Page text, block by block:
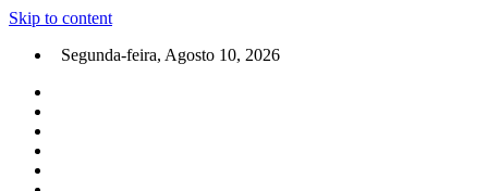
Skip to content
Segunda-feira, Agosto 10, 2026